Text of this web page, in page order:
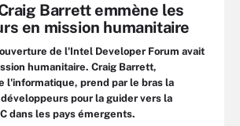
Barrett emmène les
en mission humanitaire
de l'Intel Developer Forum avait
humanitaire. Craig Barrett,
l'informatique, prend par le bras la
pour la guider vers la
dans les pays émergents.